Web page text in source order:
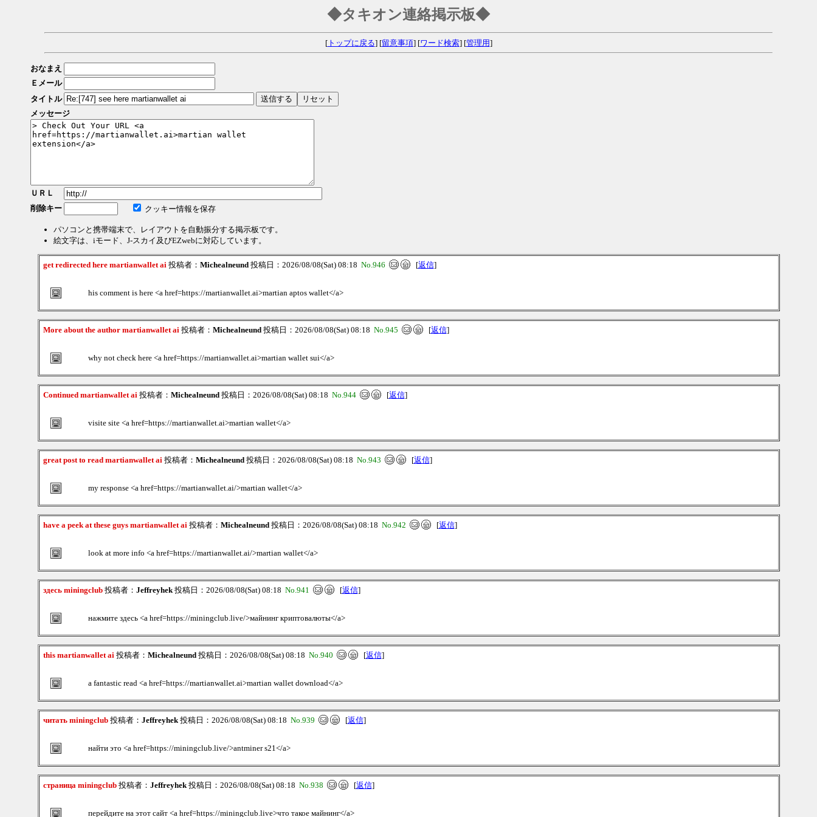
◆タキオン連絡掲示板◆
[トップに戻る] [留意事項] [ワード検索] [管理用]
おなまえ
Ｅメール
タイトル
メッセージ
ＵＲＬ
削除キー
クッキー情報を保存
パソコンと携帯端末で、レイアウトを自動振分する掲示板です。
絵文字は、iモード、J-スカイ及びEZwebに対応しています。
get redirected here martianwallet ai投稿者： Michealneund投稿日：2026/08/08(Sat) 08:18 No.946 [返信]
his comment is here <a href=https://martianwallet.ai>martian aptos wallet</a>
More about the author martianwallet ai投稿者： Michealneund投稿日：2026/08/08(Sat) 08:18 No.945 [返信]
why not check here <a href=https://martianwallet.ai>martian wallet sui</a>
Continued martianwallet ai投稿者： Michealneund投稿日：2026/08/08(Sat) 08:18 No.944 [返信]
visite site <a href=https://martianwallet.ai>martian wallet</a>
great post to read martianwallet ai投稿者： Michealneund投稿日：2026/08/08(Sat) 08:18 No.943 [返信]
my response <a href=https://martianwallet.ai/>martian wallet</a>
have a peek at these guys martianwallet ai投稿者： Michealneund投稿日：2026/08/08(Sat) 08:18 No.942 [返信]
look at more info <a href=https://martianwallet.ai/>martian wallet</a>
здесь miningclub投稿者： Jeffreyhek投稿日：2026/08/08(Sat) 08:18 No.941 [返信]
нажмите здесь <a href=https://miningclub.live/>майнинг криптовалюты</a>
this martianwallet ai投稿者： Michealneund投稿日：2026/08/08(Sat) 08:18 No.940 [返信]
a fantastic read <a href=https://martianwallet.ai>martian wallet download</a>
читать miningclub投稿者： Jeffreyhek投稿日：2026/08/08(Sat) 08:18 No.939 [返信]
найти это <a href=https://miningclub.live/>antminer s21</a>
страница miningclub投稿者： Jeffreyhek投稿日：2026/08/08(Sat) 08:18 No.938 [返信]
перейдите на этот сайт <a href=https://miningclub.live>что такое майнинг</a>